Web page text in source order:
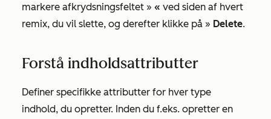
markere afkrydsningsfeltet » « ved siden af hvert
remix, du vil slette, og derefter klikke på » Delete.
Forstå indholdsattributter
Definer specifikke attributter for hver type
indhold, du opretter. Inden du f.eks. opretter en